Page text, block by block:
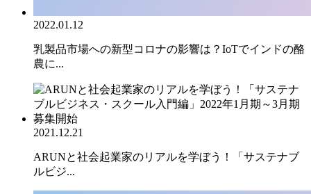
2022.01.12
乳製品市場への新型コロナの影響は？IoTでインドの酪
農に...
2021.12.21
ARUNと社会起業家のリアルを学ぼう！「サステナブ
ルビジ...